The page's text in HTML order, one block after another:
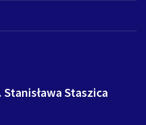
Stanisława Staszica